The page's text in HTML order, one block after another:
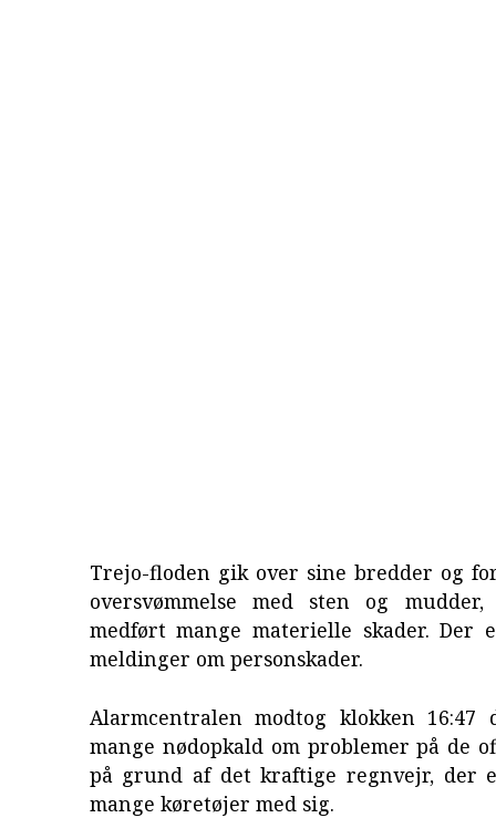
Trejo-floden gik over sine bredder og
oversvømmelse med sten og
medført mange materielle skader. Der
meldinger om personskader.
Alarmcentralen modtog klokken 16:47
mange nødopkald om problemer på de
på grund af det kraftige regnvejr, der
mange køretøjer med sig.